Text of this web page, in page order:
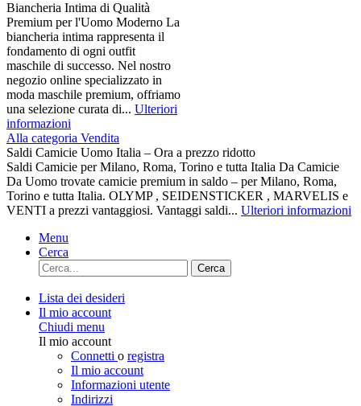
Biancheria Intima di Qualità
Premium per l'Uomo Moderno La
biancheria intima rappresenta il
fondamento di ogni outfit
maschile di successo. Nel nostro
negozio online specializzato in
moda maschile premium, offriamo
una selezione curata di... Ulteriori
informazioni
Alla categoria Vendita
Saldi Camicie Uomo Italia – Ora a prezzo ridotto
Saldi Camicie per Milano, Roma, Torino e tutta Italia Da Camicie
Da Uomo trovate camicie premium in saldo – per Milano, Roma,
Torino e tutta Italia. OLYMP , SEIDENSTICKER , MARVELIS e
VENTI a prezzi vantaggiosi. Vantaggi saldi... Ulteriori informazioni
Menu
Cerca
Cerca
Lista dei desideri
Il mio account
Chiudi menu
Il mio account
Connetti o registra
Il mio account
Informazioni utente
Indirizzi